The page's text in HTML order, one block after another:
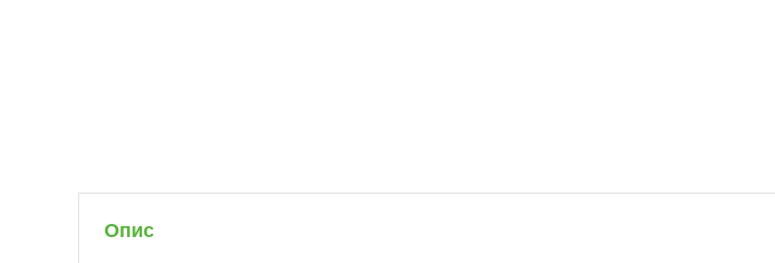
Опис